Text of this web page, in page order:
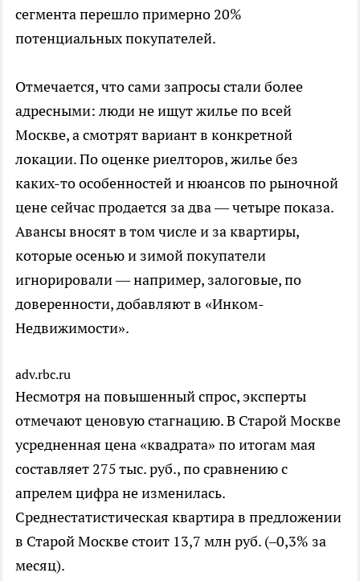
сегмента перешло примерно 20%
потенциальных покупателей.
Отмечается, что сами запросы стали более
адресными: люди не ищут жилье по всей
Москве, а смотрят вариант в конкретной
локации. По оценке риелторов, жилье без
каких-то особенностей и нюансов по рыночной
цене сейчас продается за два — четыре показа.
Авансы вносят в том числе и за квартиры,
которые осенью и зимой покупатели
игнорировали — например, залоговые, по
доверенности, добавляют в «Инком-
Недвижимости».
adv.rbc.ru
Несмотря на повышенный спрос, эксперты
отмечают ценовую стагнацию. В Старой Москве
усредненная цена «квадрата» по итогам мая
составляет 275 тыс. руб., по сравнению с
апрелем цифра не изменилась.
Среднестатистическая квартира в предложении
в Старой Москве стоит 13,7 млн руб. (–0,3% за
месяц).